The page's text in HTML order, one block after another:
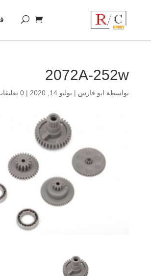
2072A-252w
بواسطة ابو فارس | يوليو 14, 2020 | 0 تعليقات